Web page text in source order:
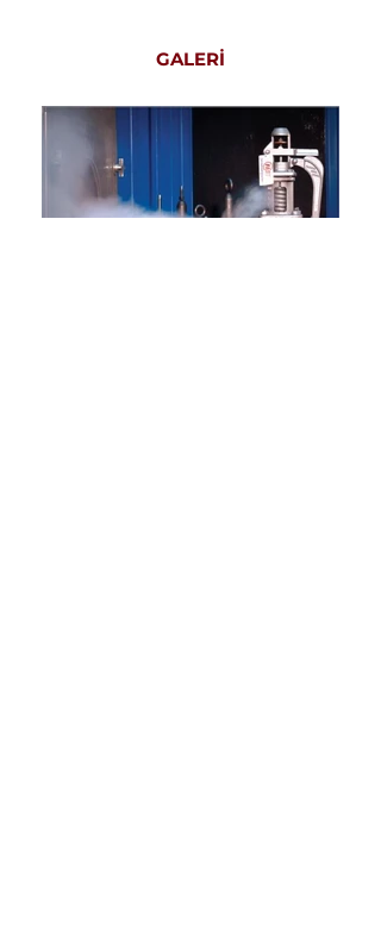
GALERİ